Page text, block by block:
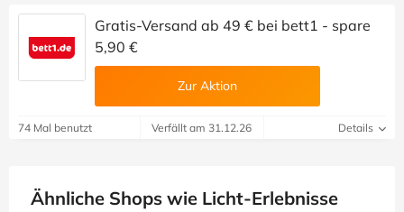
Gratis-Versand ab 49 € bei bett1 - spare
5,90 €
Zur Aktion
74 Mal benutzt Verfällt am 31.12.26 Details
Ähnliche Shops wie Licht-Erlebnisse